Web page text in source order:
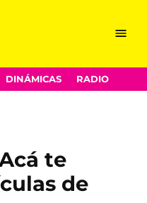
Menu
DINÁMICAS RADIO
te
de